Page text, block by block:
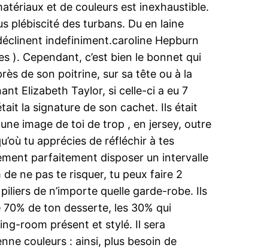
et de couleurs est inexhaustible.
plébiscité des turbans. Du en laine
indefiniment.caroline Hepburn
). Cependant, c’est bien le bonnet qui
de son poitrine, sur sa tête ou à la
Elizabeth Taylor, si celle-ci a eu 7
la signature de son cachet. Ils était
image de toi de trop , en jersey, outre
tu apprécies de réfléchir à tes
parfaitement disposer un intervalle
ne pas te risquer, tu peux faire 2
de n’importe quelle garde-robe. Ils
de ton desserte, les 30% qui
room présent et stylé. Il sera
couleurs : ainsi, plus besoin de